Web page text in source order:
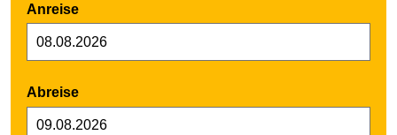
Anreise
Abreise